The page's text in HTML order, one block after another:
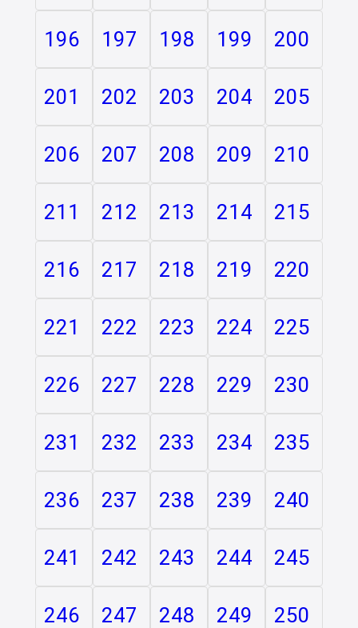
196 197 198 199 200
201 202 203 204 205
206 207 208 209 210
211 212 213 214 215
216 217 218 219 220
221 222 223 224 225
226 227 228 229 230
231 232 233 234 235
236 237 238 239 240
241 242 243 244 245
246 247 248 249 250